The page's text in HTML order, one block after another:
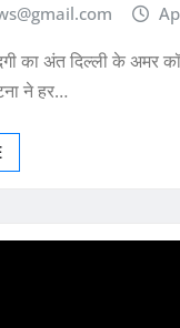
का अंत दिल्ली के अमर
ने हर…